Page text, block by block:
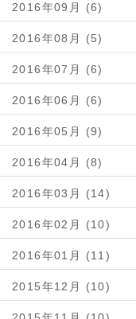
2016年09月 (6)
2016年08月 (5)
2016年07月 (6)
2016年06月 (6)
2016年05月 (9)
2016年04月 (8)
2016年03月 (14)
2016年02月 (10)
2016年01月 (11)
2015年12月 (10)